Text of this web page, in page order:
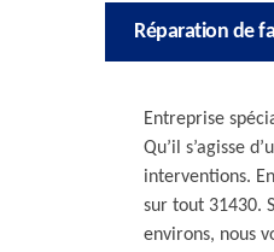
Réparation de
Entreprise
Qu’il s’agisse
interventions.
sur tout 31430.
environs, nous